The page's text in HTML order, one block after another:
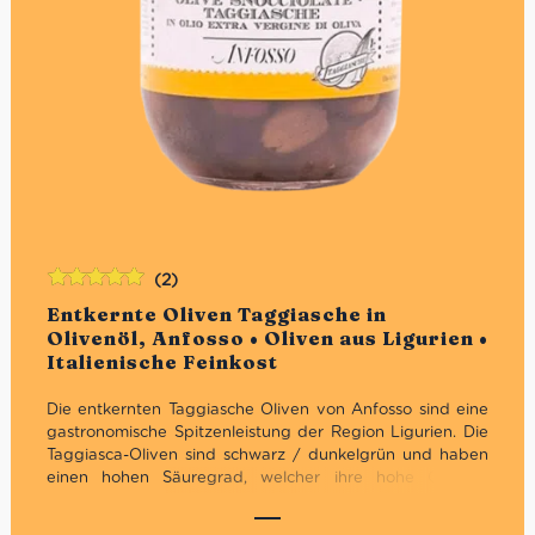
Entkernte Oliven Taggiasche in
Olivenöl, Anfosso • Oliven aus Ligurien •
Italienische Feinkost
(2)
Die entkernten Taggiasche Oliven von Anfosso sind eine
gastronomische Spitzenleistung der Region Ligurien. Die
Taggiasca-Oliven sind schwarz / dunkelgrün und haben
einen hohen Säuregrad, welcher ihre hohe Qualität
aus dem Hause Anfosso bestechen auch diese
Bewertet
mit5.00von
5